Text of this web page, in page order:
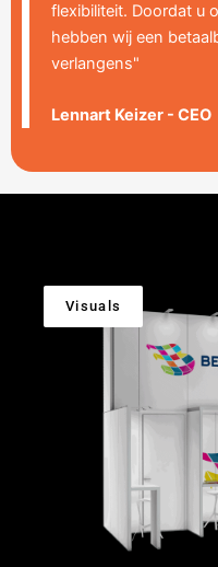
flexibiliteit. Doordat u
hebben wij een
verlangens"
Lennart Keizer - CEO